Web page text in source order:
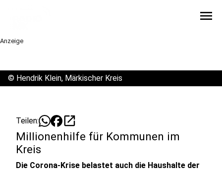
menu
Anzeige
© Hendrik Klein, Märkischer Kreis
Teilen: open_in_new
Millionenhilfe für Kommunen im
Kreis
Die Corona-Krise belastet auch die Haushalte der